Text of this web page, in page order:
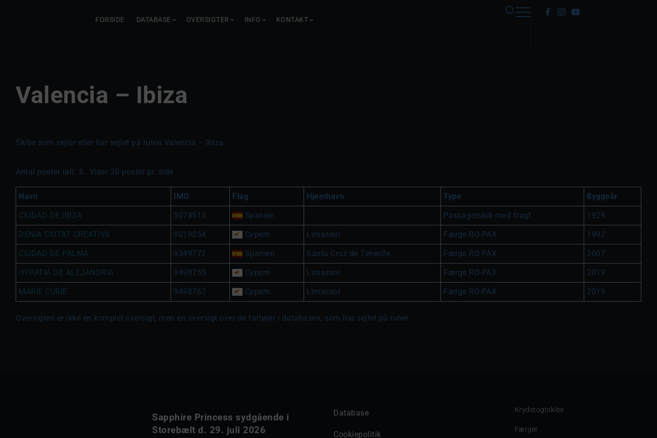
FORSIDE DATABASE OVERSIGTER INFO KONTAKT
Valencia – Ibiza
Skibe som sejler eller har sejlet på ruten Valencia – Ibiza.
Antal poster ialt: 5 . Viser 20 poster pr. side
Navn IMO Flag Hjemhavn Type Byggeår
CIUDAD DE IBIZA 5074513 Spanien Passagerskib med fragt 1929
DENIA CIUTAT CREATIVA 9019054 Cypern Limassol Færge RO-PAX 1992
CIUDAD DE PALMA 9349772 Spanien Santa Cruz de Tenerife Færge RO-PAX 2007
HYPATIA DE ALEJANDRIA 9498755 Cypern Limassol Færge RO-PAX 2019
MARIE CURIE 9498767 Cypern Limassol Færge RO-PAX 2019
Oversigten er ikke en komplet oversigt, men en oversigt over de fartøjer i databasen, som har sejlet på ruten.
Sapphire Princess sydgående i
Storebælt d. 29. juli 2026
Database
Cookiepolitik
Krydstogtskibe
Færger